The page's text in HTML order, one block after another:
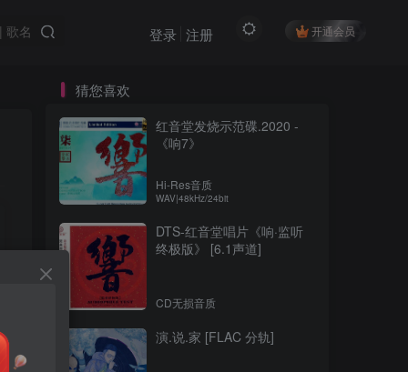
开通会员
登录 注册
猜您喜欢
红音堂发烧示范碟.2020 -
《响7》
Hi-Res音质
WAV|48kHz/24bit
DTS-红音堂唱片《响·监听
终极版》 [6.1声道]
CD无损音质
演.说.家 [FLAC 分轨]